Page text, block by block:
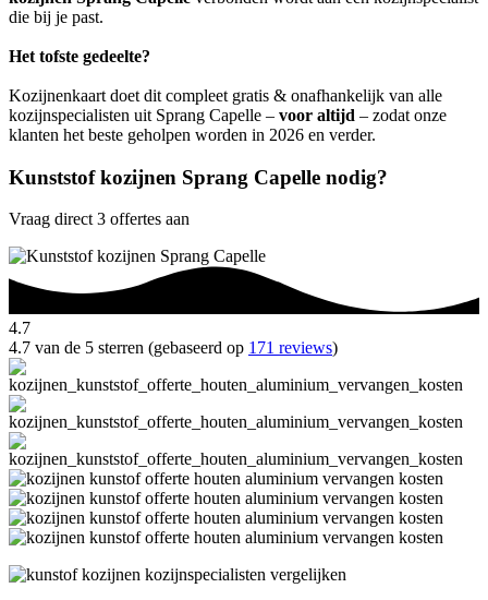
die bij je past.
Het tofste gedeelte?
Kozijnenkaart doet dit compleet gratis & onafhankelijk van alle
kozijnspecialisten uit Sprang Capelle – voor altijd – zodat onze
klanten het beste geholpen worden in 2026 en verder.
Kunststof kozijnen Sprang Capelle nodig?
Vraag direct 3 offertes aan
4.7
4.7 van de 5 sterren (gebaseerd op 171 reviews)